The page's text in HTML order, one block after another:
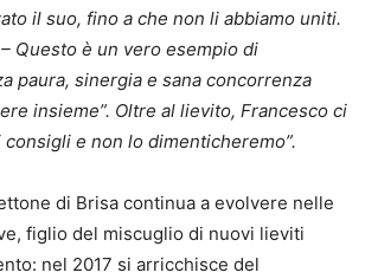
il suo, fino a che non li abbiamo uniti.
Questo è un vero esempio di
paura, sinergia e sana concorrenza
insieme”. Oltre al lievito, Francesco ci
e non lo dimenticheremo”.
di Brisa continua a evolvere nelle
figlio del miscuglio di nuovi lieviti
nel 2017 si arricchisce del